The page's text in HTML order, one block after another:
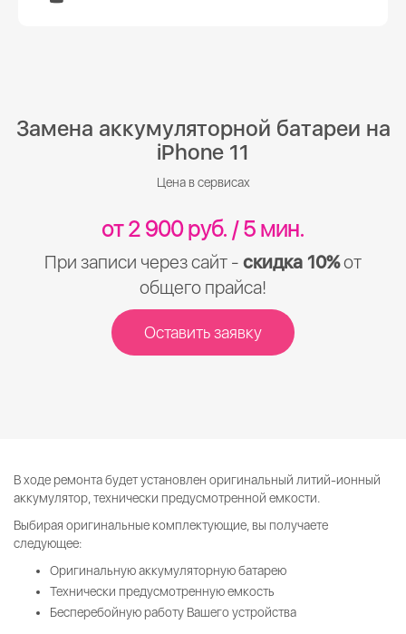
Замена аккумуляторной батареи на
iPhone 11
Цена в сервисах
от 2 900 руб. / 5 мин.
При записи через сайт - скидка 10%от
общего прайса!
Оставить заявку
В ходе ремонта будет установлен оригинальный литий-ионный
аккумулятор, технически предусмотренной емкости.
Выбирая оригинальные комплектующие, вы получаете
следующее:
Оригинальную аккумуляторную батарею
Технически предусмотренную емкость
Бесперебойную работу Вашего устройства